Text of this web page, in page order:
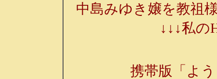
中島みゆき嬢を教祖
↓↓↓私の
携帯版「よ